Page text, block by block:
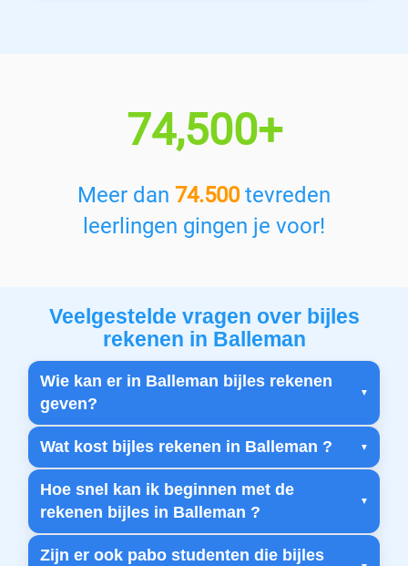
74,500+
Meer dan 74.500tevreden
leerlingen gingen je voor!
Veelgestelde vragen over bijles
rekenen in Balleman
Wie kan er in Balleman bijles rekenen
geven?
Wat kost bijles rekenen in Balleman ?
Hoe snel kan ik beginnen met de
rekenen bijles in Balleman ?
Zijn er ook pabo studenten die bijles